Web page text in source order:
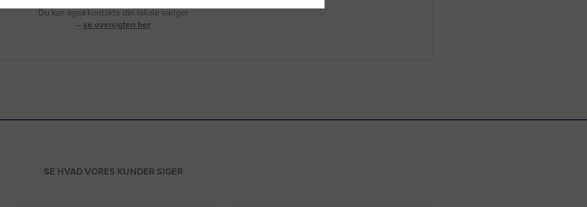
Du kan også kontakte din lokale sælger
– se oversigten her
SE HVAD VORES KUNDER SIGER